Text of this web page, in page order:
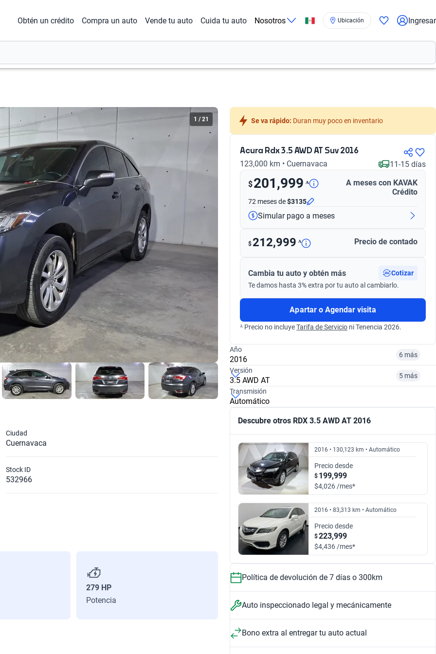
Obtén un crédito Compra un auto Vende tu auto Cuida tu auto Nosotros Ubicación Ingresar
Se va rápido: Duran muy poco en inventario
Acura Rdx 3.5 AWD AT Suv 2016
123,000 km • Cuernavaca 11-15 días
A meses con KAVAK
Crédito
$201,999 ᴬ
72 mesesde$3135
Simular pago a meses
Precio de contado
$ 212,999 ᴬ
Cambia tu auto y obtén más
Cotizar
Te damos hasta 3% extra por tu auto al cambiarlo.
Apartar o Agendar visita
ᴬ Precio no incluyeTarifa de Servicio ni Tenencia 2026.
Año
2016 6 más
¿Comparar versiones? → Pregúntale a KOPI
$204,999 $201,999
2018
$273,999
2019
$346,999
2020
$422,999 $440,999
2022
Versión
3.5 AWD AT 5 más
¿Comparar versiones? → Pregúntale a KOPI
2.0 TECH AUTO AWD
$440,999
2.0 ADVANCE AUTO AWD
$501,999
3.5 5AT
$204,999
2.0 TECH AUTO 4WD
$422,999
3.5 AWD AT
$273,999 $449,999
Transmisión
Automático
Descubre otros RDX 3.5 AWD AT 2016
2016 • 130,123 km • Automático
Precio desde
$ 199,999
$4,026 /mes*
2016 • 83,313 km • Automático
Precio desde
$223,999
$4,436 /mes*
Política de devolución de 7 días o 300km
Auto inspeccionado legal y mecánicamente
Bono extra al entregar tu auto actual
1 /21
Cuernavaca
Ciudad
532966
Stock ID
279 HP
Potencia
Seguridad
Tapizado